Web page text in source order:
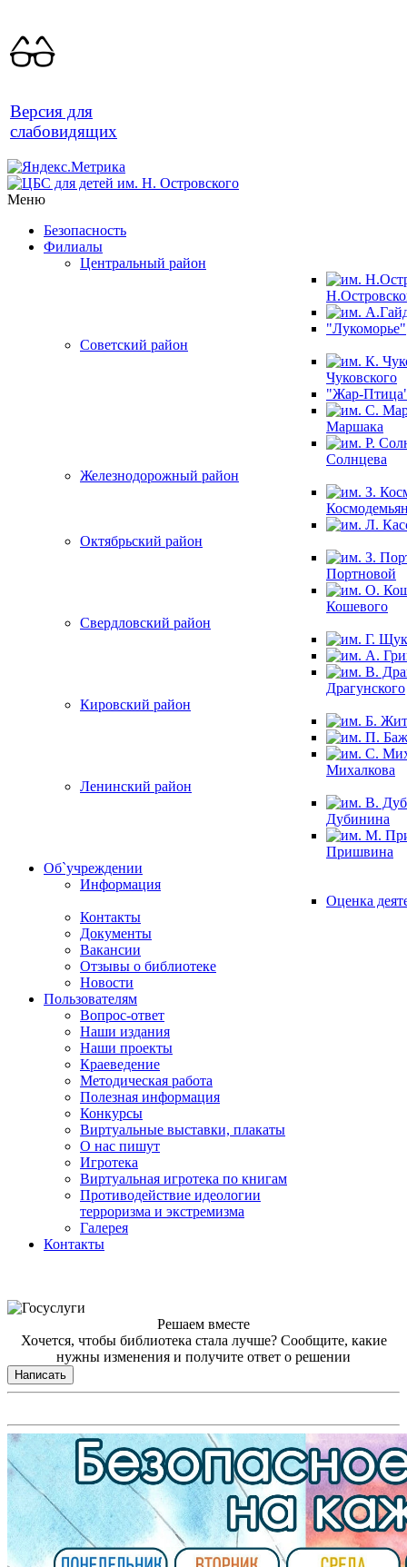
Версия для
слабовидящих
Меню
Безопасность
Филиалы
Центральный район
"Лукоморье"
Советский район
Чуковского
"Жар-
Маршака
Солнцева
Железнодорожный район
Октябрьский район
Портновой
Кошевого
Свердловский район
Драгунского
Кировский район
Михалкова
Ленинский район
Дубинина
Пришвина
Об`учреждении
Информация
Оценка
Контакты
Документы
Вакансии
Отзывы о библиотеке
Новости
Пользователям
Вопрос-ответ
Наши издания
Наши проекты
Краеведение
Методическая работа
Полезная информация
Конкурсы
Виртуальные выставки, плакаты
О нас пишут
Игротека
Виртуальная игротека по книгам
Противодействие идеологии
терроризма и экстремизма
Галерея
Контакты
Решаем вместе
Хочется, чтобы библиотека стала лучше? Сообщите, какие
нужны изменения и получите ответ о решении
Написать